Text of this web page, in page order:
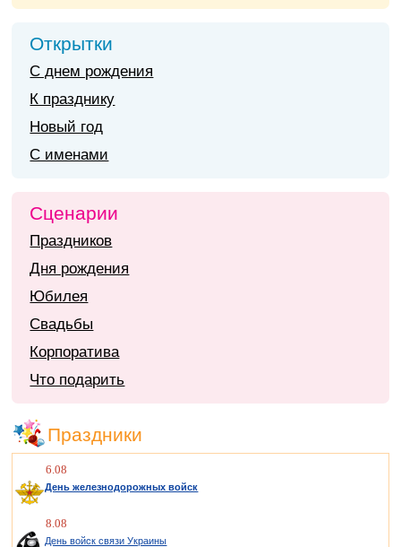
Открытки
С днем рождения
К празднику
Новый год
С именами
Сценарии
Праздников
Дня рождения
Юбилея
Свадьбы
Корпоратива
Что подарить
Праздники
6.08
День железнодорожных войск
8.08
День войск связи Украины